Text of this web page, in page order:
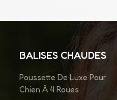
BALISES CHAUDES
Poussette De Luxe Pour
Chien À 4 Roues